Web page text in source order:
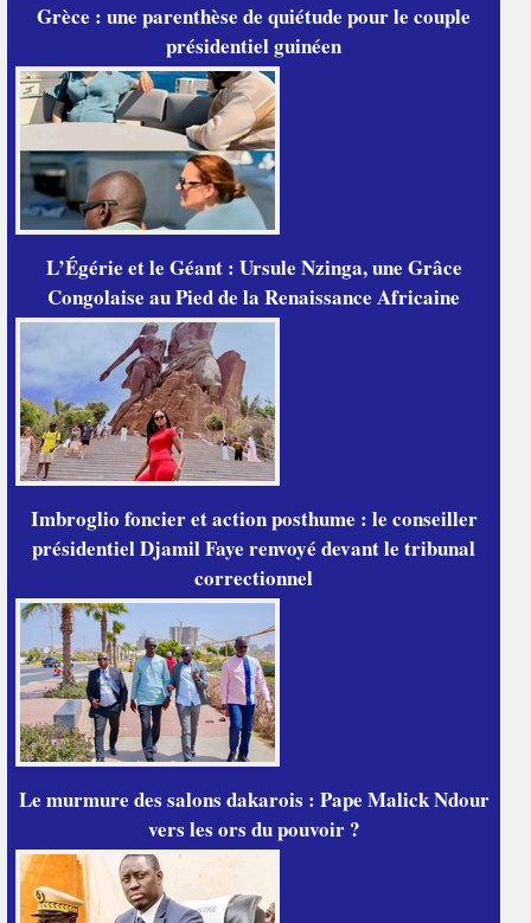
Grèce : une parenthèse de quiétude pour le couple
présidentiel guinéen
L’Égérie et le Géant : Ursule Nzinga, une Grâce
Congolaise au Pied de la Renaissance Africaine
Imbroglio foncier et action posthume : le conseiller
présidentiel Djamil Faye renvoyé devant le tribunal
correctionnel
Le murmure des salons dakarois : Pape Malick Ndour
vers les ors du pouvoir ?